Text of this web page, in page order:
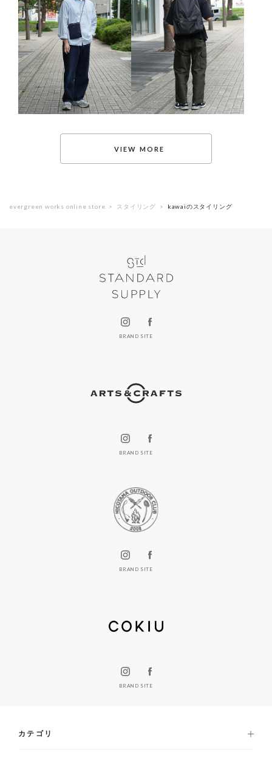
evergreen works online store スタイリング kawaiのスタイリング
BRAND SITE
BRAND SITE
BRAND SITE
BRAND SITE
カテゴリ